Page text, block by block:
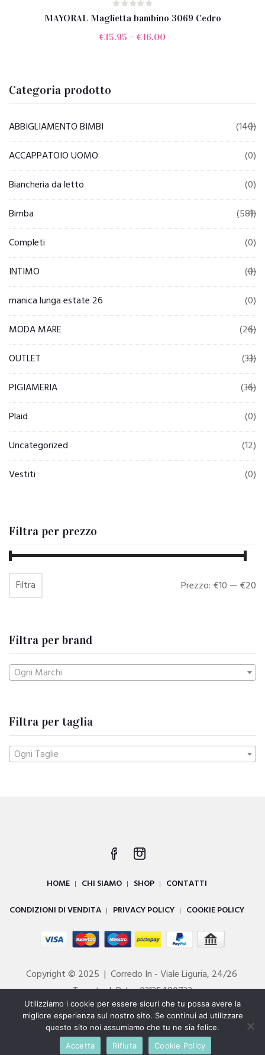
MAYORAL Maglietta bambino 3069 Cedro
€15.95 – €16.00
Categoria prodotto
ABBIGLIAMENTO BIMBI
(140)
ACCAPPATOIO UOMO
(0)
Biancheria da letto
(0)
Bimba
(581)
Completi
(0)
INTIMO
(0)
manica lunga estate 26
(0)
MODA MARE
(26)
OUTLET
(33)
PIGIAMERIA
(36)
Plaid
(0)
Uncategorized
(12)
Vestiti
(0)
Filtra per prezzo
Prezzo
Prezzo
Filtra Prezzo: €10 — €20
Filtra per brand
Ogni Marchi
Filtra per taglia
Ogni Taglie
HOME CHI SIAMO SHOP
CONTATTI
CONDIZIONI DI VENDITA
PRIVACY POLICY COOKIE POLICY
Copyright © 2025 | Corredo In - Viale Liguria, 24/26
Taranto | P. Iva 03135490732
Powered byDIGITALL
Utilizziamo i cookie per essere sicuri che tu possa avere la
migliore esperienza sul nostro sito. Se continui ad utilizzare
questo sito noi assumiamo che tu ne sia felice.
Accetta
Rifiuta Cookie Policy